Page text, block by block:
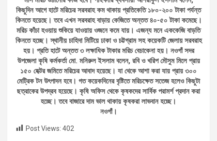
কিছুদিন আগে হাটে মরিচের সরবরাহ কম থাকায় প্রতিকেতি ১৮০-২০০ টাকা পর্যন্ত
কিনতে হয়েছে। তবে এখন সরবরাহ বাড়ায় কেজিতে অন্তত ৪০-৫০ টাকা কমেছে।
মরিচ কাঁচা হওয়ায় শুকিয়ে যাওয়ায় ওজনে কমে যায়। এজন্য মনে এককেজি বাড়তি
কিনতে হচ্ছে। স্থানীয় চাহিদা মিটিয়ে ঢাকা ও চট্টগ্রাম সহ কয়েকটি জেলায় সরবরাহ
হয়। প্রতি হাটে অন্তত ৩ লক্ষাধিক টাকার মরিচ বেচাকেনা হয়। নওগাঁ সদর
উপজেলা কৃষি কর্মকর্তা মো. মনিরুল ইসলাম বলেন, রবি ও খরিপ মৌসুম মিলে প্রায়
১৫০ হেক্টর জমিতে মরিচের আবাদ হয়েছে। যা থেকে আশা করা যায় প্রায় ৩০০
মেট্রিক টন উৎপাদন হবে। গত কয়েকদিনের বৃষ্টিতে মরিচক্ষেত সতেজ হলেও কিছুটা
ছত্রাকের উপদ্রব হয়েছে। কৃষি অফিস থেকে কৃষকদের সার্বিক পরামর্শ প্রদান করা
হচ্ছে। তবে বাজারে দাম ভাল থাকায় কৃষকরা লাভবান হচ্ছে।
নওগাঁ।
Post Views: 402